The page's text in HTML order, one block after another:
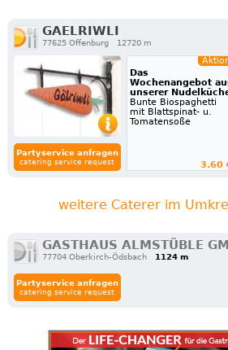
GAELRIWLI
77625 Offenburg 12720 m
Partyservice anfragen
catering service request
Das
Wochenangebot
unserer
Bunte Biospaghetti
mit Blattspinat- u.
Tomatensoße
3.60
weitere Caterer im
GASTHAUS ALMSTÜBLE
77704 Oberkirch-Ödsbach 1124 m
Partyservice anfragen
catering service request